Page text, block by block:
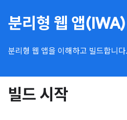
분리형 웹 앱(IWA)
분리형 웹 앱을 이해하고 빌드합니다.
빌드 시작